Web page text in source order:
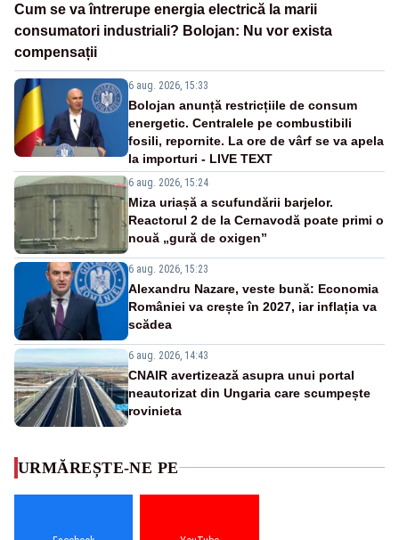
Cum se va întrerupe energia electrică la marii
consumatori industriali? Bolojan: Nu vor exista
compensații
6 aug. 2026, 15:33
Bolojan anunță restricțiile de consum
energetic. Centralele pe combustibili
fosili, repornite. La ore de vârf se va apela
la importuri - LIVE TEXT
6 aug. 2026, 15:24
Miza uriașă a scufundării barjelor.
Reactorul 2 de la Cernavodă poate primi o
nouă „gură de oxigen”
6 aug. 2026, 15:23
Alexandru Nazare, veste bună: Economia
României va crește în 2027, iar inflația va
scădea
6 aug. 2026, 14:43
CNAIR avertizează asupra unui portal
neautorizat din Ungaria care scumpește
rovinieta
URMĂREȘTE-NE PE